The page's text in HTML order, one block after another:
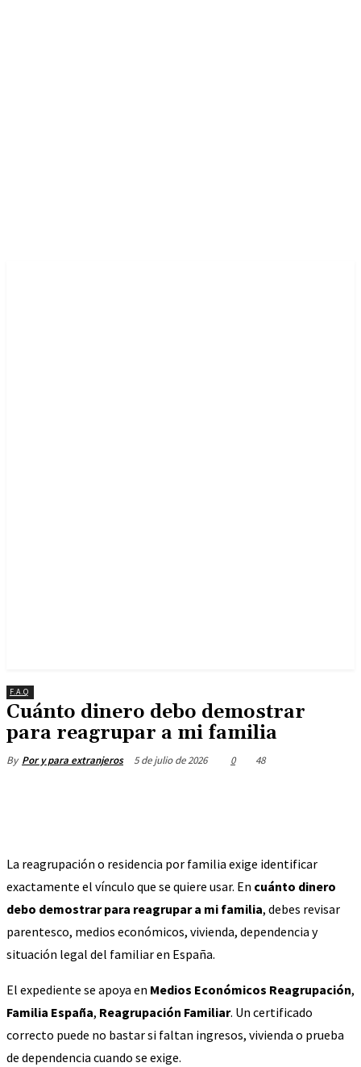
F.A.Q
Cuánto dinero debo demostrar
para reagrupar a mi familia
By Por y para extranjeros 5 de julio de 2026 0 48
La reagrupación o residencia por familia exige identificar
exactamente el vínculo que se quiere usar. En cuánto dinero
debo demostrar para reagrupar a mi familia, debes revisar
parentesco, medios económicos, vivienda, dependencia y
situación legal del familiar en España.
El expediente se apoya en Medios Económicos Reagrupación,
Familia España, Reagrupación Familiar. Un certificado
correcto puede no bastar si faltan ingresos, vivienda o prueba
de dependencia cuando se exige.